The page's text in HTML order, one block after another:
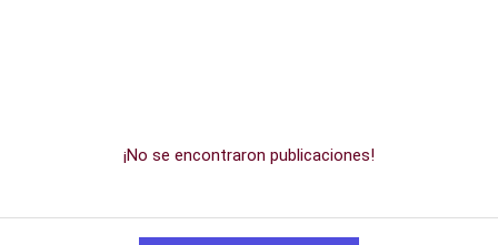
¡No se encontraron publicaciones!